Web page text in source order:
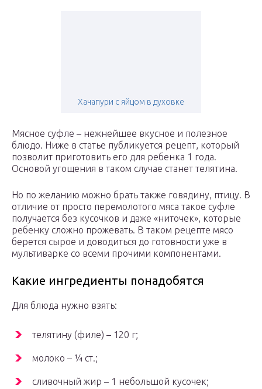
Хачапури с яйцом в духовке
Мясное суфле – нежнейшее вкусное и полезное
блюдо. Ниже в статье публикуется рецепт, который
позволит приготовить его для ребенка 1 года.
Основой угощения в таком случае станет телятина.
Но по желанию можно брать также говядину, птицу. В
отличие от просто перемолотого мяса такое суфле
получается без кусочков и даже «ниточек», которые
ребенку сложно прожевать. В таком рецепте мясо
берется сырое и доводиться до готовности уже в
мультиварке со всеми прочими компонентами.
Какие ингредиенты понадобятся
Для блюда нужно взять:
телятину (филе) – 120 г;
молоко – ¼ ст.;
сливочный жир – 1 небольшой кусочек;